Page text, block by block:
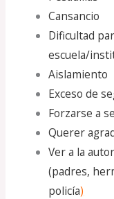
Cansancio
Dificultad
escuela/
Aislamiento
Exceso de
Forzarse a
Querer
Ver a la
(padres,
policía)